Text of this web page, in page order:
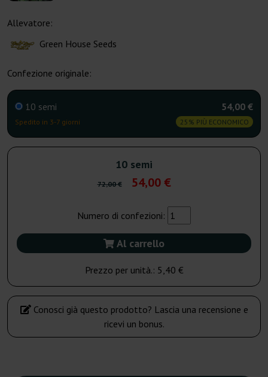
Allevatore:
Green House Seeds
Confezione originale:
10 semi
Spedito in 3-7 giorni
54,00 €
25% PIÙ ECONOMICO
10 semi
72,00 € 54,00 €
Numero di confezioni:
Al carrello
Prezzo per unità.: 5,40 €
Conosci già questo prodotto? Lascia una recensione e
ricevi un bonus.